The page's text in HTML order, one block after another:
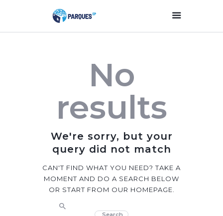
Parques Y Plazas
Participación
Ciudadana
Planificación
Transparencia
Contacto
No
results
We're sorry, but your
query did not match
CAN'T FIND WHAT YOU NEED? TAKE A
MOMENT AND DO A SEARCH BELOW
OR START FROM OUR HOMEPAGE